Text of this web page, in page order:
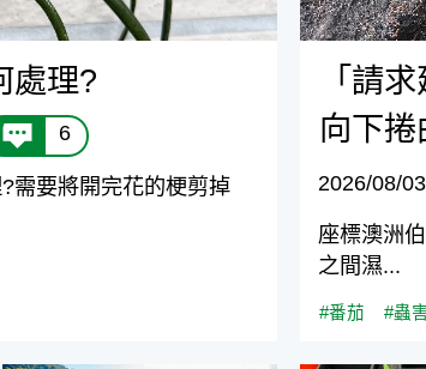
處理?
6
需要將開完花的梗剪掉
「請
向下捲
2026/08/03
座標澳洲
之間濕...
#番茄 #蟲